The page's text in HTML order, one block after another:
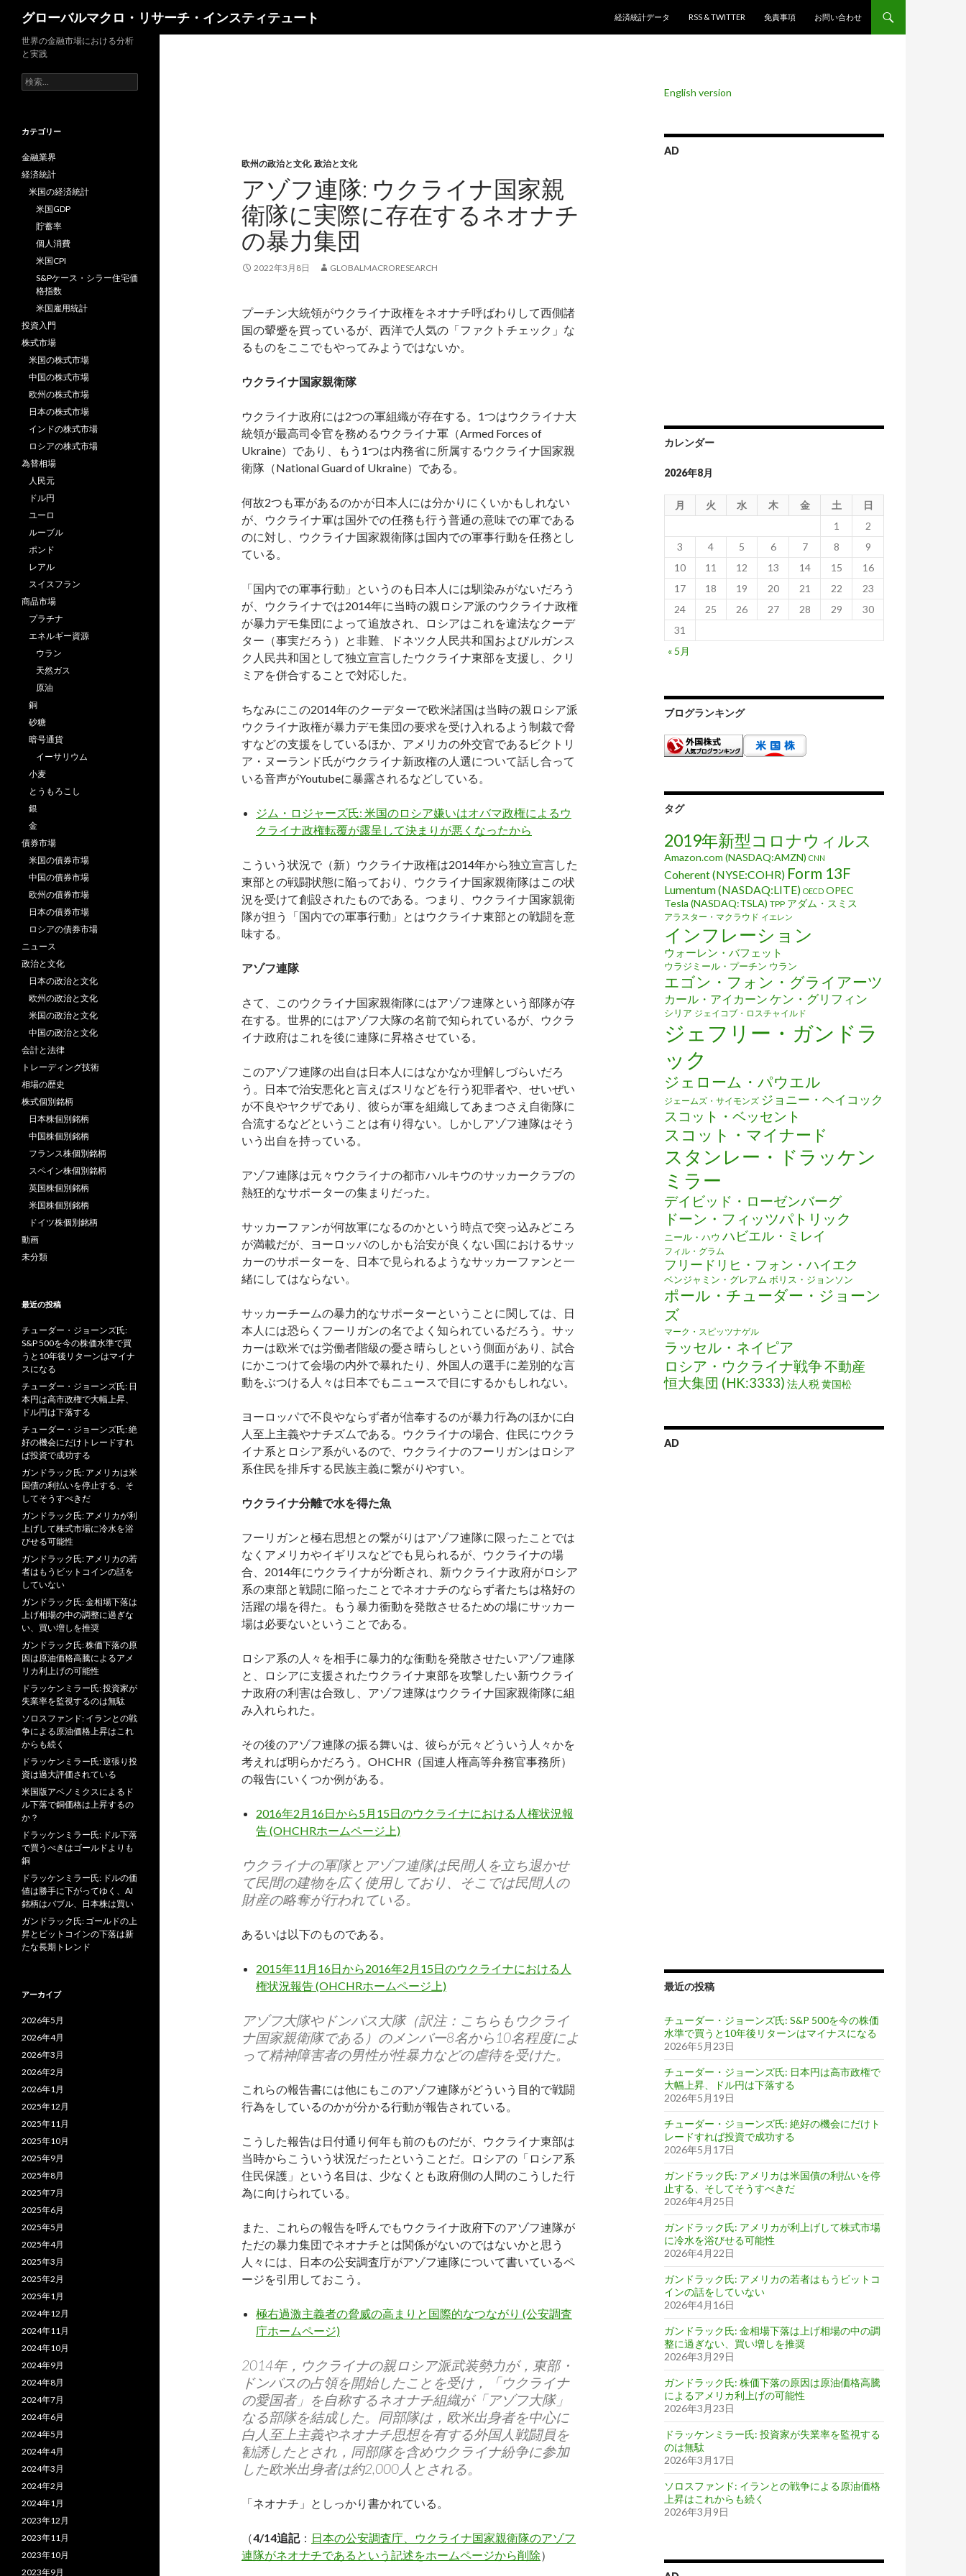
グローバルマクロ・リサーチ・インスティテュート
経済統計データ
RSS & TWITTER 免責事項 お問い合わせ
欧州の政治と文化, 政治と文化
アゾフ連隊: ウクライナ国家親
衛隊に実際に存在するネオナチ
の暴力集団
2022年3月8日 GLOBALMACRORESEARCH
プーチン大統領がウクライナ政権をネオナチ呼ばわりして西側諸
国の顰蹙を買っているが、西洋で人気の「ファクトチェック」な
るものをここでもやってみようではないか。
ウクライナ国家親衛隊
ウクライナ政府には2つの軍組織が存在する。1つはウクライナ大
統領が最高司令官を務めるウクライナ軍（Armed Forces of
Ukraine）であり、もう1つは内務省に所属するウクライナ国家親
衛隊（National Guard of Ukraine）である。
何故2つも軍があるのかが日本人には分かりにくいかもしれない
が、ウクライナ軍は国外での任務も行う普通の意味での軍である
のに対し、ウクライナ国家親衛隊は国内での軍事行動を任務とし
ている。
「国内での軍事行動」というのも日本人には馴染みがないだろう
が、ウクライナでは2014年に当時の親ロシア派のウクライナ政権
が暴力デモ集団によって追放され、ロシアはこれを違法なクーデ
ター（事実だろう）と非難、ドネツク人民共和国およびルガンス
ク人民共和国として独立宣言したウクライナ東部を支援し、クリ
ミアを併合することで対応した。
ちなみにこの2014年のクーデターで欧米諸国は当時の親ロシア派
ウクライナ政権が暴力デモ集団の要求を受け入れるよう制裁で脅
すなどの支援をしているほか、アメリカの外交官であるビクトリ
ア・ヌーランド氏がウクライナ新政権の人選について話し合って
いる音声がYoutubeに暴露されるなどしている。
ジム・ロジャーズ氏: 米国のロシア嫌いはオバマ政権によるウ
クライナ政権転覆が露呈して決まりが悪くなったから
こういう状況で（新）ウクライナ政権は2014年から独立宣言した
東部との戦闘状態に陥っており、ウクライナ国家親衛隊はこの状
況を受けて創設されたものである。つまり、ウクライナ国家親衛
隊が担う「国内での軍事行動」とはウクライナ東部との戦闘を意
味する。
アゾフ連隊
さて、このウクライナ国家親衛隊にはアゾフ連隊という部隊が存
在する。世界的にはアゾフ大隊の名前で知られているが、ウクラ
イナ政府はこれを後に連隊に昇格させている。
このアゾフ連隊の出自は日本人にはなかなか理解しづらいだろ
う。日本で治安悪化と言えばスリなどを行う犯罪者や、せいぜい
が不良やヤクザであり、彼らが軍を組織してあまつさえ自衛隊に
合流するなどということは有り得ない。しかしアゾフ連隊はそう
いう出自を持っている。
アゾフ連隊は元々ウクライナの都市ハルキウのサッカークラブの
熱狂的なサポーターの集まりだった。
サッカーファンが何故軍になるのかという時点で突っ込みどころ
が満載だが、ヨーロッパのしかも治安が良くない国におけるサッ
カーのサポーターを、日本で見られるようなサッカーファンと一
緒にしてはならない。
サッカーチームの暴力的なサポーターということに関しては、日
本人には恐らくフーリガンの名でよく知られているだろう。サッ
カーは欧米では労働者階級の憂さ晴らしという側面があり、試合
にかこつけて会場の内外で暴れたり、外国人の選手に差別的な言
動をぶつける人々は日本でもニュースで目にするかもしれない。
ヨーロッパで不良やならず者が信奉するのが暴力行為のほかに白
人至上主義やナチズムである。ウクライナの場合、住民にウクラ
イナ系とロシア系がいるので、ウクライナのフーリガンはロシア
系住民を排斥する民族主義に繋がりやすい。
ウクライナ分離で水を得た魚
フーリガンと極右思想との繋がりはアゾフ連隊に限ったことでは
なくアメリカやイギリスなどでも見られるが、ウクライナの場
合、2014年にウクライナが分断され、新ウクライナ政府がロシア
系の東部と戦闘に陥ったことでネオナチのならず者たちは格好の
活躍の場を得た。もう暴力衝動を発散させるための場にサッカー
場は必要ないということである。
ロシア系の人々を相手に暴力的な衝動を発散させたいアゾフ連隊
と、ロシアに支援されたウクライナ東部を攻撃したい新ウクライ
ナ政府の利害は合致し、アゾフ連隊はウクライナ国家親衛隊に組
み入れられた。
その後のアゾフ連隊の振る舞いは、彼らが元々どういう人々かを
考えれば明らかだろう。OHCHR（国連人権高等弁務官事務所）
の報告にいくつか例がある。
2016年2月16日から5月15日のウクライナにおける人権状況報
告 (OHCHRホームページ上)
ウクライナの軍隊とアゾフ連隊は民間人を立ち退かせ
て民間の建物を広く使用しており、そこでは民間人の
財産の略奪が行われている。
あるいは以下のものである。
2015年11月16日から2016年2月15日のウクライナにおける人
権状況報告 (OHCHRホームページ上)
アゾフ大隊やドンバス大隊（訳注：こちらもウクライ
ナ国家親衛隊である）のメンバー8名から10名程度によ
って精神障害者の男性が性暴力などの虐待を受けた。
これらの報告書には他にもこのアゾフ連隊がどういう目的で戦闘
行為をしているのかが分かる行動が報告されている。
こうした報告は日付通り何年も前のものだが、ウクライナ東部は
当時からこういう状況だったということだ。ロシアの「ロシア系
住民保護」という名目は、少なくとも政府側の人間のこうした行
為に向けられている。
また、これらの報告を呼んでもウクライナ政府下のアゾフ連隊が
ただの暴力集団でネオナチとは関係がないのではないかと思う
人々には、日本の公安調査庁がアゾフ連隊について書いているペ
ージを引用しておこう。
極右過激主義者の脅威の高まりと国際的なつながり (公安調査
庁ホームページ)
2014年，ウクライナの親ロシア派武装勢力が，東部・
ドンバスの占領を開始したことを受け，「ウクライナ
の愛国者」を自称するネオナチ組織が「アゾフ大隊」
なる部隊を結成した。同部隊は，欧米出身者を中心に
白人至上主義やネオナチ思想を有する外国人戦闘員を
勧誘したとされ，同部隊を含めウクライナ紛争に参加
した欧米出身者は約2,000人とされる。
「ネオナチ」としっかり書かれている。
（4/14追記： 日本の公安調査庁、ウクライナ国家親衛隊のアゾフ
連隊がネオナチであるという記述をホームページから削除）
English version
AD
カレンダー
2026年8月
月 火 水 木 金 土
日
1
2
3
4 5 6 7 8
9
10
11 12 13 14 15
16
17
18 19 20 21 22
23
24
25 26 27 28 29
30
31
« 5月
ブログランキング
タグ
2019年新型コロナウィルス
Amazon.com (NASDAQ:AMZN) CNN
Coherent (NYSE:COHR) Form 13F
Lumentum (NASDAQ:LITE) OECD OPEC
Tesla (NASDAQ:TSLA) TPP アダム・スミス
アラスター・マクラウド イエレン
インフレーション
ウォーレン・バフェット
ウラジミール・プーチン ウラン
エゴン・フォン・グライアーツ
カール・アイカーン ケン・グリフィン
シリア ジェイコブ・ロスチャイルド
ジェフリー・ガンドラ
ック
ジェローム・パウエル
ジェームズ・サイモンズ ジョニー・ヘイコック
スコット・ベッセント
スコット・マイナード
スタンレー・ドラッケン
ミラー
デイビッド・ローゼンバーグ
ドーン・フィッツパトリック
ニール・ハウ ハビエル・ミレイ
フィル・グラム
フリードリヒ・フォン・ハイエク
ベンジャミン・グレアム ボリス・ジョンソン
ポール・チューダー・ジョーン
ズ
マーク・スピッツナゲル
ラッセル・ネイピア
ロシア・ウクライナ戦争不動産
恒大集団 (HK:3333) 法人税黄国松
AD
最近の投稿
チューダー・ジョーンズ氏: S&P 500を今の株価
水準で買うと10年後リターンはマイナスになる
2026年5月23日
チューダー・ジョーンズ氏: 日本円は高市政権で
大幅上昇、ドル円は下落する
2026年5月19日
チューダー・ジョーンズ氏: 絶好の機会にだけト
レードすれば投資で成功する
2026年5月17日
ガンドラック氏: アメリカは米国債の利払いを停
止する、そしてそうすべきだ
2026年4月25日
ガンドラック氏: アメリカが利上げして株式市場
に冷水を浴びせる可能性
2026年4月22日
ガンドラック氏: アメリカの若者はもうビットコ
インの話をしていない
2026年4月16日
ガンドラック氏: 金相場下落は上げ相場の中の調
整に過ぎない、買い増しを推奨
2026年3月29日
ガンドラック氏: 株価下落の原因は原油価格高騰
によるアメリカ利上げの可能性
2026年3月23日
ドラッケンミラー氏: 投資家が失業率を監視する
のは無駄
2026年3月17日
ソロスファンド: イランとの戦争による原油価格
上昇はこれからも続く
2026年3月9日
世界の金融市場における分析
と実践
検
索:
カテゴリー
金融業界
経済統計
米国の経済統計
米国GDP
貯蓄率
個人消費
米国CPI
S&Pケース・シラー住宅価
格指数
米国雇用統計
投資入門
株式市場
米国の株式市場
中国の株式市場
欧州の株式市場
日本の株式市場
インドの株式市場
ロシアの株式市場
為替相場
人民元
ドル円
ユーロ
ルーブル
ポンド
レアル
スイスフラン
商品市場
プラチナ
エネルギー資源
ウラン
天然ガス
原油
銅
砂糖
暗号通貨
イーサリウム
小麦
とうもろこし
銀
金
債券市場
米国の債券市場
中国の債券市場
欧州の債券市場
日本の債券市場
ロシアの債券市場
ニュース
政治と文化
日本の政治と文化
欧州の政治と文化
米国の政治と文化
中国の政治と文化
会計と法律
トレーディング技術
相場の歴史
株式個別銘柄
日本株個別銘柄
中国株個別銘柄
フランス株個別銘柄
スペイン株個別銘柄
英国株個別銘柄
米国株個別銘柄
ドイツ株個別銘柄
動画
未分類
最近の投稿
チューダー・ジョーンズ氏:
S&P 500を今の株価水準で買
うと10年後リターンはマイナ
スになる
チューダー・ジョーンズ氏: 日
本円は高市政権で大幅上昇、
ドル円は下落する
チューダー・ジョーンズ氏: 絶
好の機会にだけトレードすれ
ば投資で成功する
ガンドラック氏: アメリカは米
国債の利払いを停止する、そ
してそうすべきだ
ガンドラック氏: アメリカが利
上げして株式市場に冷水を浴
びせる可能性
ガンドラック氏: アメリカの若
者はもうビットコインの話を
していない
ガンドラック氏: 金相場下落は
上げ相場の中の調整に過ぎな
い、買い増しを推奨
ガンドラック氏: 株価下落の原
因は原油価格高騰によるアメ
リカ利上げの可能性
ドラッケンミラー氏: 投資家が
失業率を監視するのは無駄
ソロスファンド: イランとの戦
争による原油価格上昇はこれ
からも続く
ドラッケンミラー氏: 逆張り投
資は過大評価されている
米国版アベノミクスによるド
ル下落で銅価格は上昇するの
か？
ドラッケンミラー氏: ドル下落
で買うべきはゴールドよりも
銅
ドラッケンミラー氏: ドルの価
値は勝手に下がってゆく、AI
銘柄はバブル、日本株は買い
ガンドラック氏: ゴールドの上
昇とビットコインの下落は新
たな長期トレンド
アーカイブ
2026年5月
2026年4月
2026年3月
2026年2月
2026年1月
2025年12月
2025年11月
2025年10月
2025年9月
2025年8月
2025年7月
2025年6月
2025年5月
2025年4月
2025年3月
2025年2月
2025年1月
2024年12月
2024年11月
2024年10月
2024年9月
2024年8月
2024年7月
2024年6月
2024年5月
2024年4月
2024年3月
2024年2月
2024年1月
2023年12月
2023年11月
2023年10月
2023年9月